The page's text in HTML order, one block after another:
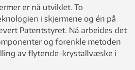
er nå utviklet. To
i skjermene og én på
Patentstyret. Nå arbeides det
og forenkle metoden
av flytende-krystallvæske i